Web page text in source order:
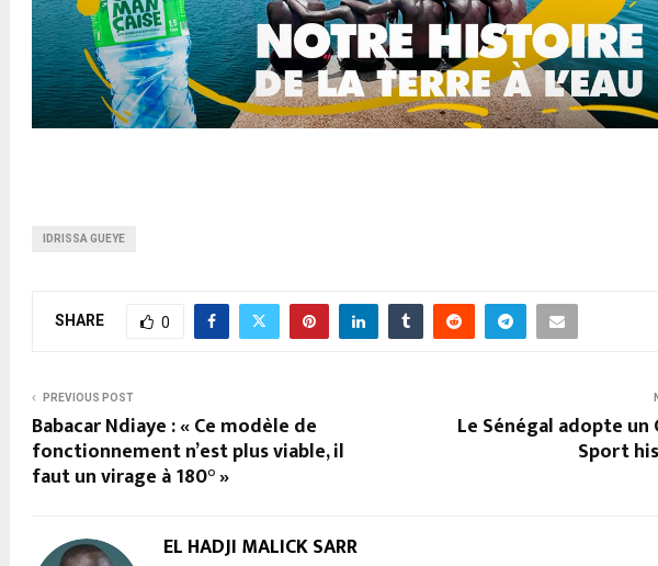
IDRISSA GUEYE
SHARE 0
PREVIOUS POST
Babacar Ndiaye : « Ce modèle de
fonctionnement n’est plus viable, il
faut un virage à 180° »
Le Sénégal adopte un
Sport
EL HADJI MALICK SARR